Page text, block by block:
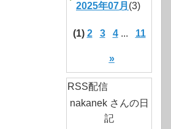
2025年07月 (3)
(1) 2 3 4... 11
»
RSS配信
nakanek さんの日
記